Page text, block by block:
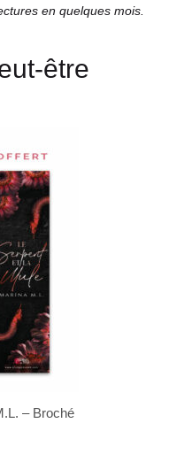
en quelques mois.
être
– Broché